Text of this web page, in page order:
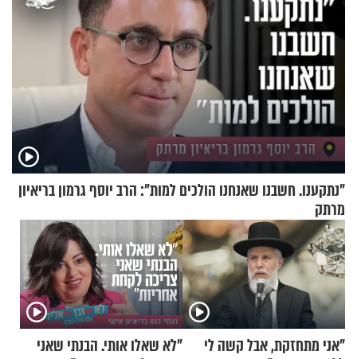
"נתקענו. חשבנו שאנחנו הולכים למות": הרב יוסף גרמון בריאיון
מרתק
"אני מתחזקת, אבל קשה לי
"לא שאלו אותי. הבנתי שאני